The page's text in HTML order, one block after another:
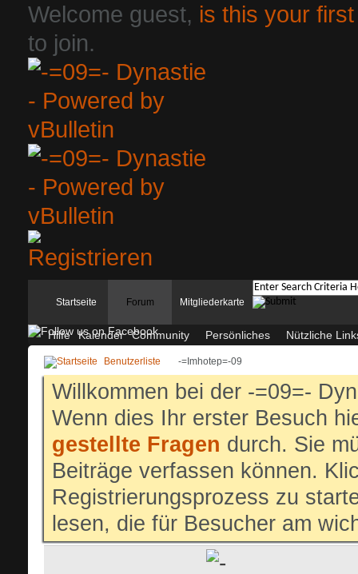
Welcome guest, is this your
to join.
Startseite Forum
Hilfe Kalender Community Persönliches Nützliche
Mitgliederkarte
Benutzerliste -=Imhotep=-09
Willkommen bei der -=09=-
Wenn dies Ihr erster Besuch
gestellte Fragen durch. Sie
Beiträge verfassen können.
Registrierungsprozess zu
lesen, die für Besucher am